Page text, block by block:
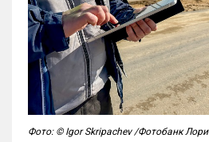
Фото: © Igor Skripachev /Фотобанк Лори